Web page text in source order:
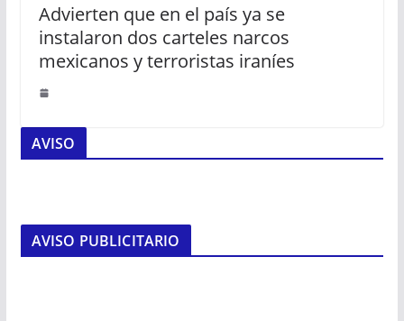
Advierten que en el país ya se
instalaron dos carteles narcos
mexicanos y terroristas iraníes
AVISO
AVISO PUBLICITARIO